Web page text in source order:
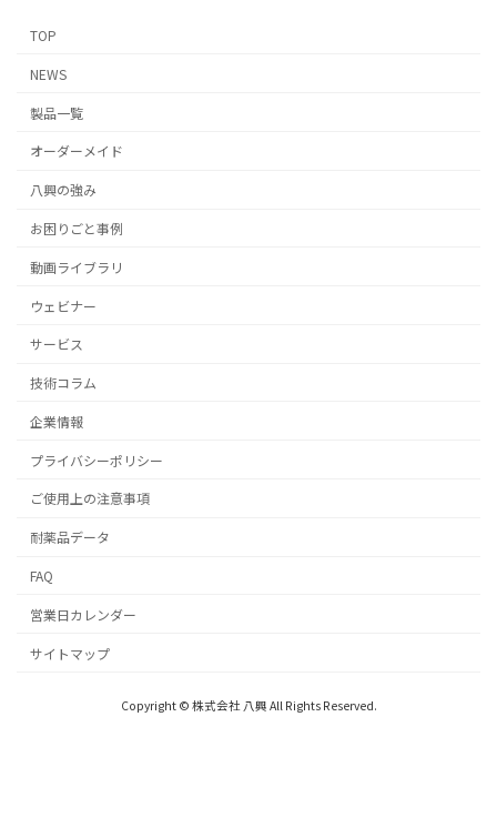
TOP
NEWS
製品一覧
オーダーメイド
八興の強み
お困りごと事例
動画ライブラリ
ウェビナー
サービス
技術コラム
企業情報
プライバシーポリシー
ご使用上の注意事項
耐薬品データ
FAQ
営業日カレンダー
サイトマップ
Copyright © 株式会社 八興 All Rights Reserved.